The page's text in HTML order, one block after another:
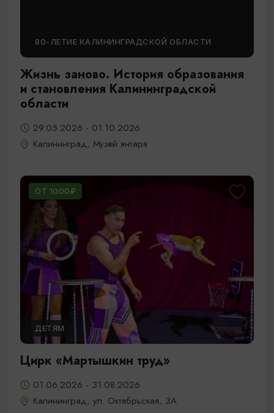
80-ЛЕТИЕ КАЛИНИНГРАДСКОЙ ОБЛАСТИ
Жизнь заново. История образования
и становления Калининградской
области
29.05.2026 - 01.10.2026
Калининград, Музей янтаря
ОТ 1000₽
ДЕТЯМ
Цирк «Мартышкин труд»
01.06.2026 - 31.08.2026
Калининград, ул. Октябрьская, 3А